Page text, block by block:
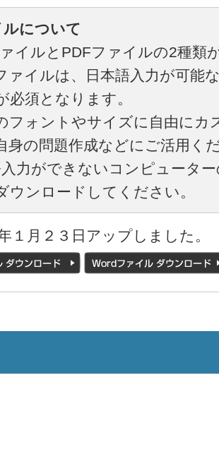
について
イルとPDFファイルの2種類
ァイルは、日本語入力が可能
必須となります。
フォントやサイズに自由にカ
身の問題作成などにご活用く
力ができないコンピュータ
ウンロードしてください。
１月２３日アップしました。